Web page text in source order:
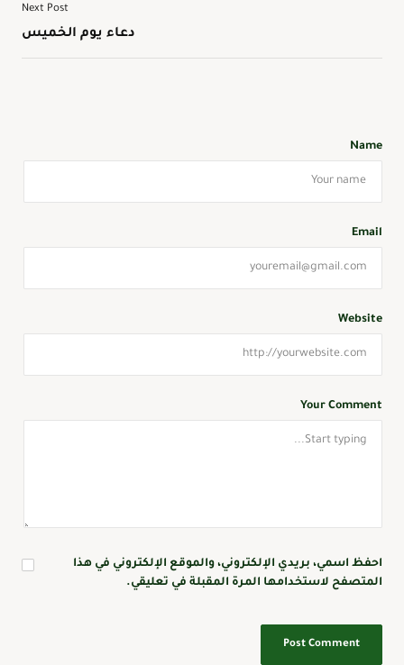
Next Post
دعاء يوم الخميس
Your Comment
Name
Email
Website
احفظ اسمي، بريدي الإلكتروني، والموقع الإلكتروني في هذا
المتصفح لاستخدامها المرة المقبلة في تعليقي.